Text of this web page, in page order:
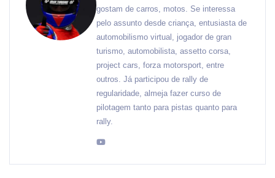
gostam de carros, motos. Se interessa
pelo assunto desde criança, entusiasta de
automobilismo virtual, jogador de gran
turismo, automobilista, assetto corsa,
project cars, forza motorsport, entre
outros. Já participou de rally de
regularidade, almeja fazer curso de
pilotagem tanto para pistas quanto para
rally.